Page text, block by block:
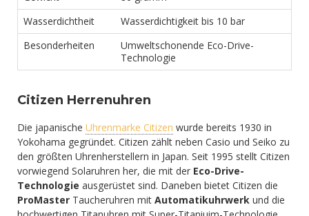
Wasserdichtheit
Wasserdichtigkeit bis 10 bar
Besonderheiten
Umweltschonende Eco-Drive-
Technologie
Citizen Herrenuhren
Die japanische Uhrenmarke Citizen wurde bereits 1930 in
Yokohama gegründet. Citizen zählt neben Casio und Seiko zu
den größten Uhrenherstellern in Japan. Seit 1995 stellt Citizen
vorwiegend Solaruhren her, die mit der Eco-Drive-
Technologie ausgerüstet sind. Daneben bietet Citizen die
ProMaster Taucheruhren mit Automatikuhrwerk und die